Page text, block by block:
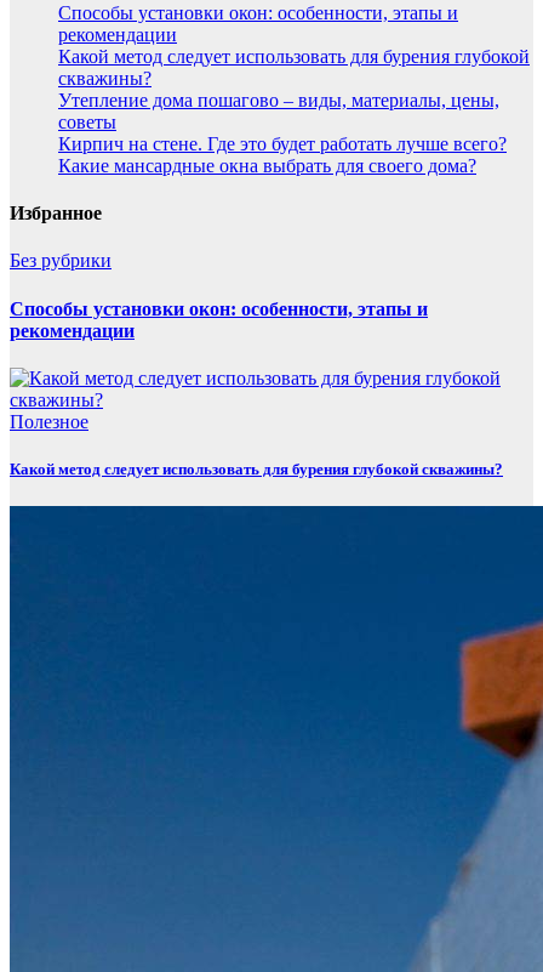
Способы установки окон: особенности, этапы и
рекомендации
Какой метод следует использовать для бурения глубокой
скважины?
Утепление дома пошагово – виды, материалы, цены,
советы
Кирпич на стене. Где это будет работать лучше всего?
Какие мансардные окна выбрать для своего дома?
Избранное
Без рубрики
Способы установки окон: особенности, этапы и
рекомендации
Полезнoe
Какой метод следует использовать для бурения глубокой скважины?